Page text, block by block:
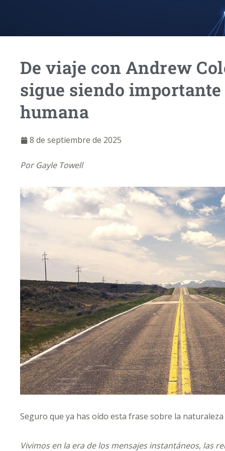
De viaje con Andrew
sigue siendo
humana
8 de septiembre de 2025
Por Gayle Towell
Seguro que ya has oído esta frase sobre la
Vivimos en la era de los mensajes instantáneos, las